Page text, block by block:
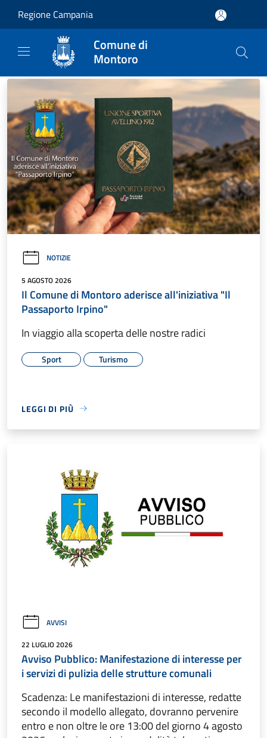
Regione Campania
Comune di
Montoro
NOTIZIE
5 AGOSTO 2026
Il Comune di Montoro aderisce all'iniziativa "Il
Passaporto Irpino"
In viaggio alla scoperta delle nostre radici
Sport Turismo
LEGGI DI PIÙ
AVVISI
22 LUGLIO 2026
Avviso Pubblico: Manifestazione di interesse per
i servizi di pulizia delle strutture comunali
Scadenza: Le manifestazioni di interesse, redatte
secondo il modello allegato, dovranno pervenire
entro e non oltre le ore 13:00 del giorno 4 agosto